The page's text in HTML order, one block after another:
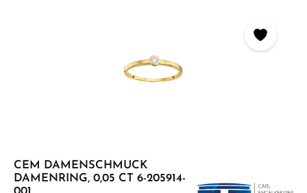
CEM DAMENSCHMUCK
DAMENRING, 0,05 CT 6-205914-